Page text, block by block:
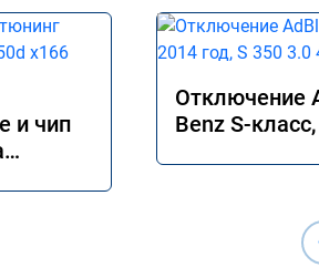
и чип
Отключение
Benz S-